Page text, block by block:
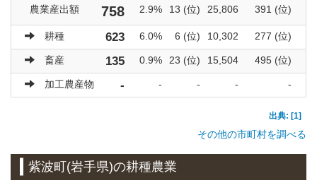
農業産出額
758 2.9% 13 (位) 25,806 391 (位)
耕種 623 6.0% 6 (位) 10,302 277 (位)
畜産 135 0.9% 23 (位) 15,504 495 (位)
加工農産物 - - - - -
出典: [1]
その他の市町村を調べる
紫波町(岩手県)の耕種農業